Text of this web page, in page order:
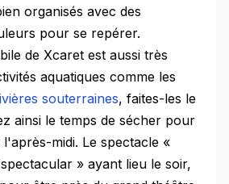
organisés avec des
pour se repérer.
de Xcaret est aussi très
aquatiques comme les
souterraines, faites-les le
ainsi le temps de sécher pour
midi. Le spectacle «
» ayant lieu le soir,